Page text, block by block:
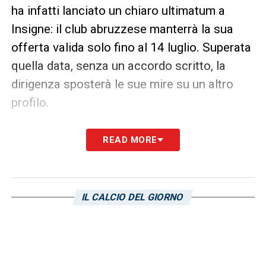
ha infatti lanciato un chiaro ultimatum a
Insigne: il club abruzzese manterrà la sua
offerta valida solo fino al 14 luglio. Superata
quella data, senza un accordo scritto, la
dirigenza sposterà le sue mire su un altro
profilo.
READ MORE
IL CALCIO DEL GIORNO